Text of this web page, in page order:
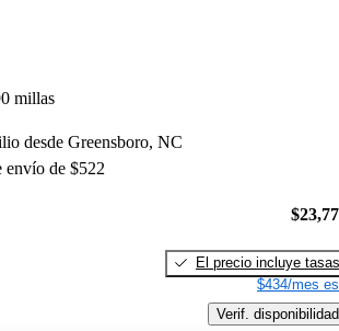
millas
desde Greensboro, NC
de $522
El precio incluye tasas
$434/mes
Verif. disponibilidad